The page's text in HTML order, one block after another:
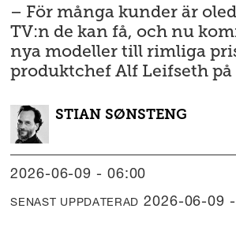
– För många kunder är
TV:n de kan få, och nu
nya modeller till rimliga
produktchef Alf Leifseth på
STIAN SØNSTENG
2026-06-09 - 06:00
SENAST UPPDATERAD 2026-06-09